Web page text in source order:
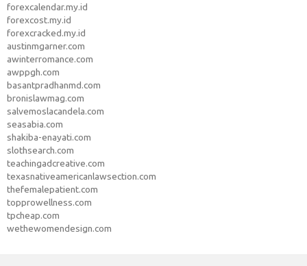
forexcalendar.my.id
forexcost.my.id
forexcracked.my.id
austinmgarner.com
awinterromance.com
awppgh.com
basantpradhanmd.com
bronislawmag.com
salvemoslacandela.com
seasabia.com
shakiba-enayati.com
slothsearch.com
teachingadcreative.com
texasnativeamericanlawsection.com
thefemalepatient.com
topprowellness.com
tpcheap.com
wethewomendesign.com